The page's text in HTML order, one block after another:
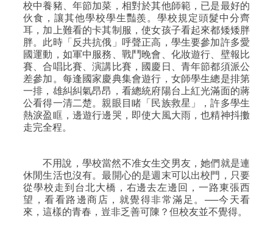
校中養豬、年節加菜，相對於其他師範，已是最好的
伙食，讓其他學校學生豔羨。學校規定頭髮中分齊
耳，加上難看的卡其制服，使女孩子看起來都矮矮胖
胖。此時「反共抗俄」呼聲正高，學生要參加許多愛
國運動，如軍中服務、戰鬥晚會、化妝遊行、壁報比
賽、合唱比賽、演講比賽，國慶日、青年節都須派公
差參加。每逢國家慶典集會遊行，女師學生總是排第
一排，雄糾糾氣昂昂，看總統府陽台上紅光滿面的蔣
公看得一清二楚。親眼目睹「民族救星」，許多學生
熱淚盈眶，邊遊行邊哭，即使大風大雨，也精神抖擻
走完全程。
不用說，學校當然不准女生交男友，她們就是連
休閒生活也沒有。最開心的是週末可以出校門，只要
從學校走到台北大橋，右邊去左邊回，一路東張西
望，看看路邊商店，就覺得非常滿足。──今天看
來，這樣的青春，豈非乏善可陳？但校友並不覺得。